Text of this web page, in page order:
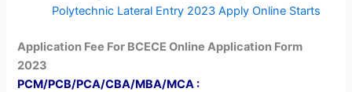
Polytechnic Lateral Entry 2023 Apply Online Starts
Application Fee For BCECE Online Application Form
2023
PCM/PCB/PCA/CBA/MBA/MCA :